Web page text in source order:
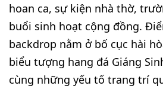
hoan ca, sự kiện nhà thờ,
buổi sinh hoạt cộng đồng.
backdrop nằm ở bố cục hài
biểu tượng hang đá Giáng
cùng những yếu tố trang trí